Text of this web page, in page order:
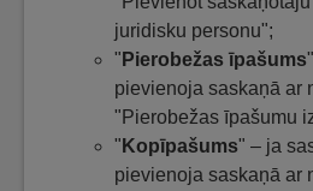
juridisku personu";
" Pierobežas īpašums
pievienoja saskaņā ar
"Pierobežas īpašumu
" Kopīpašums" – ja
pievienoja saskaņā ar